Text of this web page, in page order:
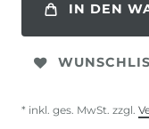
IN DEN
* inkl. ges. MwSt. zzgl.